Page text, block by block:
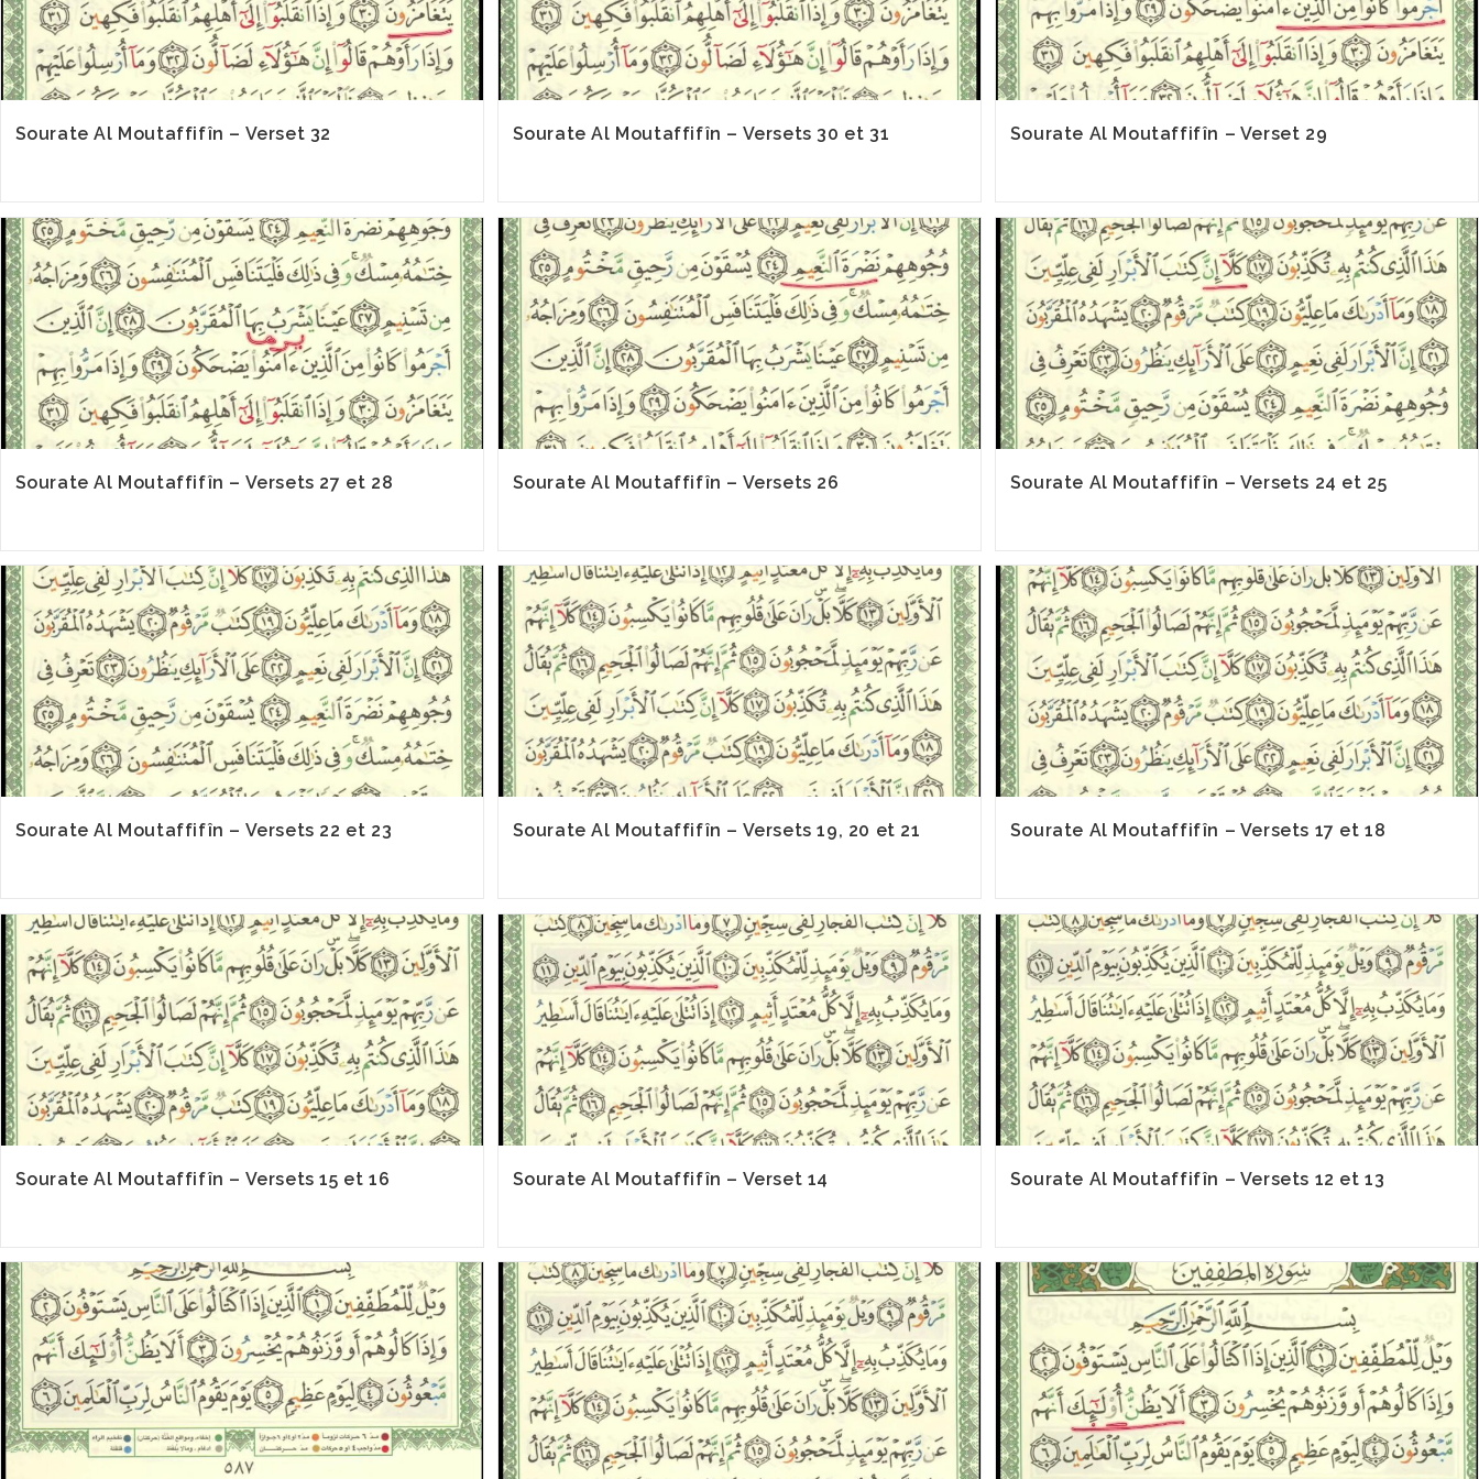
Sourate Al Moutaffifîn – Verset 32 Sourate Al Moutaffifîn – Versets 30 et 31 Sourate Al Moutaffifîn – Verset 29
Sourate Al Moutaffifîn – Versets 27 et 28 Sourate Al Moutaffifîn – Versets 26 Sourate Al Moutaffifîn – Versets 24 et 25
Sourate Al Moutaffifîn – Versets 22 et 23 Sourate Al Moutaffifîn – Versets 19, 20 et 21 Sourate Al Moutaffifîn – Versets 17 et 18
Sourate Al Moutaffifîn – Versets 15 et 16 Sourate Al Moutaffifîn – Verset 14 Sourate Al Moutaffifîn – Versets 12 et 13